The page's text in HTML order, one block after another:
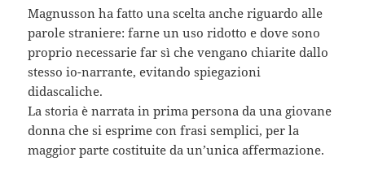
Magnusson ha fatto una scelta anche riguardo alle
parole straniere: farne un uso ridotto e dove sono
proprio necessarie far sì che vengano chiarite dallo
stesso io-narrante, evitando spiegazioni
didascaliche.
La storia è narrata in prima persona da una giovane
donna che si esprime con frasi semplici, per la
maggior parte costituite da un’unica affermazione.